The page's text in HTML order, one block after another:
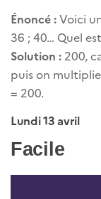
Énoncé :Voici
36 ; 40… Quel
Solution : 200,
puis on
= 200.
Lundi 13 avril
Facile